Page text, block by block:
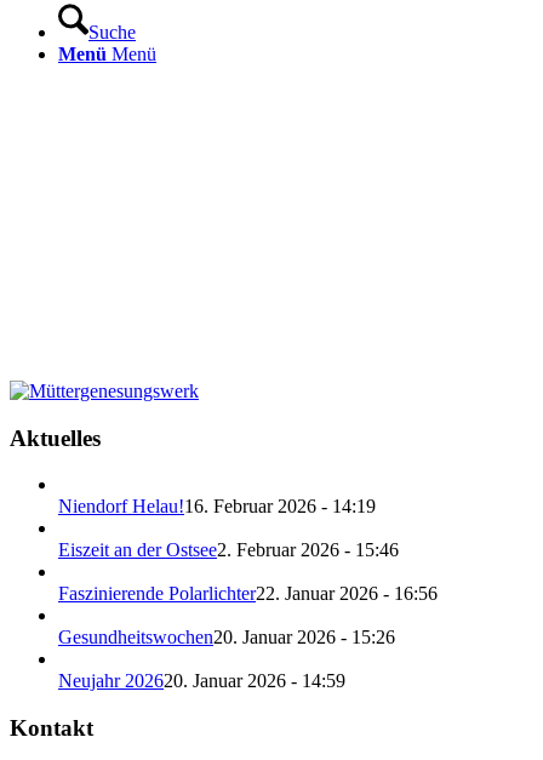
Suche
Menü Menü
Aktuelles
Niendorf Helau!16. Februar 2026 - 14:19
Eiszeit an der Ostsee2. Februar 2026 - 15:46
Faszinierende Polarlichter22. Januar 2026 - 16:56
Gesundheitswochen20. Januar 2026 - 15:26
Neujahr 202620. Januar 2026 - 14:59
Kontakt